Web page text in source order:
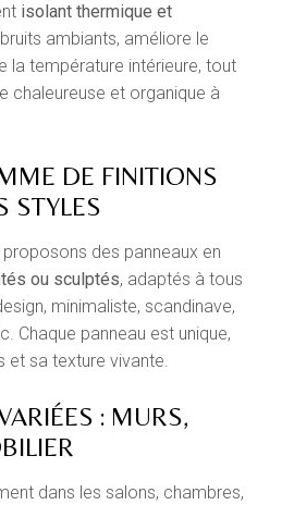
isolant thermique et
ambiants, améliore le
la température intérieure, tout
chaleureuse et organique à
DE FINITIONS
STYLES
des panneaux en
ou sculptés, adaptés à tous
minimaliste, scandinave,
Chaque panneau est unique,
et sa texture vivante.
: MURS,
dans les salons, chambres,